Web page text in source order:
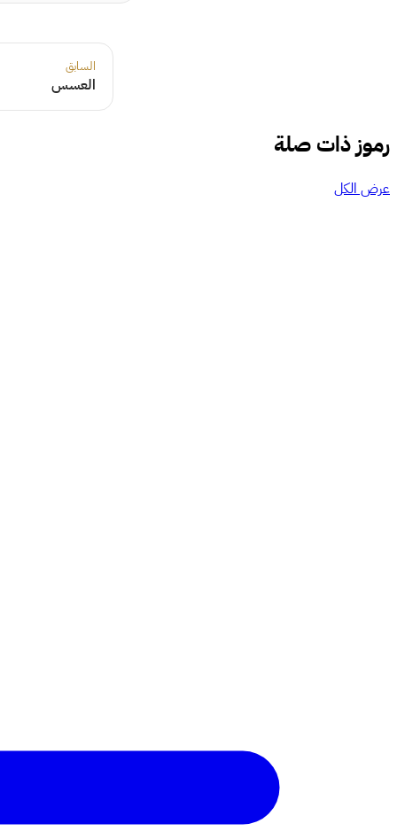
السابق
العسس
رموز ذات صلة
عرض الكل